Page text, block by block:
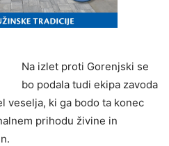
Na izlet proti Gorenjski se
bo podala tudi ekipa zavoda
veselja, ki ga bodo ta konec
prihodu živine in